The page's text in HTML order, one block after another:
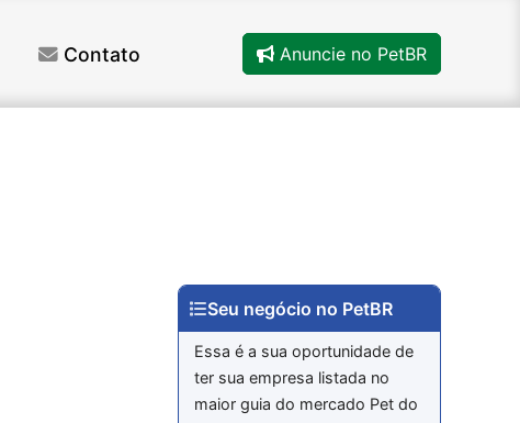
Contato Anuncie no PetBR
Seu negócio no PetBR
Essa é a sua oportunidade de
ter sua empresa listada no
maior guia do mercado Pet do